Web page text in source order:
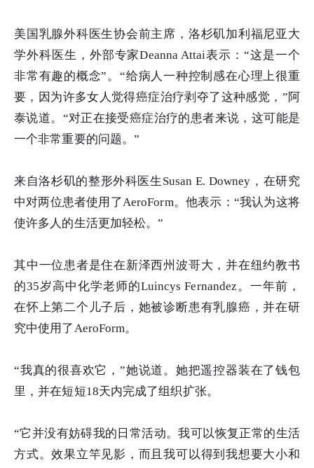
美国乳腺外科医生协会前主席，洛杉矶加利福尼亚大
学外科医生，外部专家Deanna Attai表示：“这是一个
非常有趣的概念”。“给病人一种控制感在心理上很重
要，因为许多女人觉得癌症治疗剥夺了这种感觉，”阿
泰说道。“对正在接受癌症治疗的患者来说，这可能是
一个非常重要的问题。”
来自洛杉矶的整形外科医生Susan E. Downey，在研究
中对两位患者使用了AeroForm。他表示：“我认为这将
使许多人的生活更加轻松。”
其中一位患者是住在新泽西州波哥大，并在纽约教书
的35岁高中化学老师的Luincys Fernandez。一年前，
在怀上第二个儿子后，她被诊断患有乳腺癌，并在研
究中使用了AeroForm。
“我真的很喜欢它，”她说道。她把遥控器装在了钱包
里，并在短短18天内完成了组织扩张。
“它并没有妨碍我的日常活动。我可以恢复正常的生活
方式。效果立竿见影，而且我可以得到我想要大小和